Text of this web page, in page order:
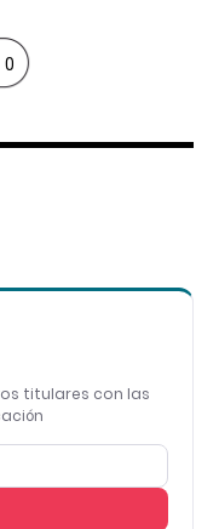
0
titulares con las